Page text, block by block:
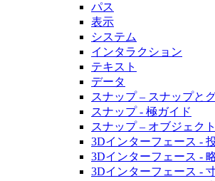
パス
表示
システム
インタラクション
テキスト
データ
スナップ – スナップと
スナップ - 極ガイド
スナップ – オブジェク
3Dインターフェース -
3Dインターフェース -
3Dインターフェース -